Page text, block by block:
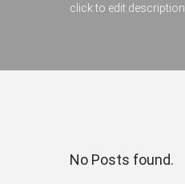
click to edit description
No Posts found.